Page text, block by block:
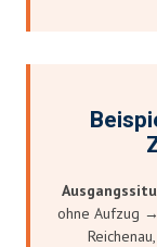
ohne Aufzug